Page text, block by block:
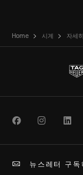
Home 시계 자세
Facebook
뉴스레터 구독